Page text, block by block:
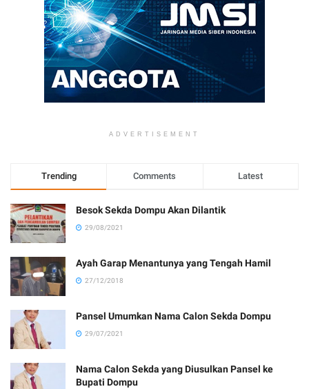
ADVERTISEMENT
Trending Comments Latest
Besok Sekda Dompu Akan Dilantik
29/08/2021
Ayah Garap Menantunya yang Tengah Hamil
27/12/2018
Pansel Umumkan Nama Calon Sekda Dompu
29/07/2021
Nama Calon Sekda yang Diusulkan Pansel ke
Bupati Dompu